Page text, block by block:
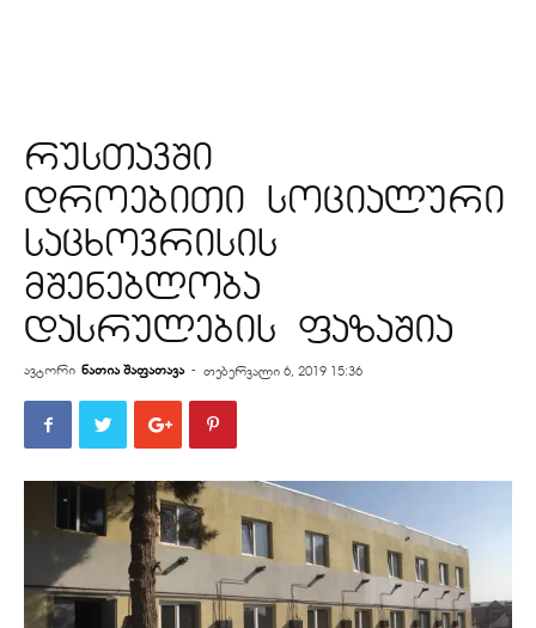
რუსთავში
დროებითი სოციალური
საცხოვრისის
მშენებლობა
დასრულების ფაზაშია
ავტორი ნათია შაფათავა - თებერვალი 6, 2019 15:36